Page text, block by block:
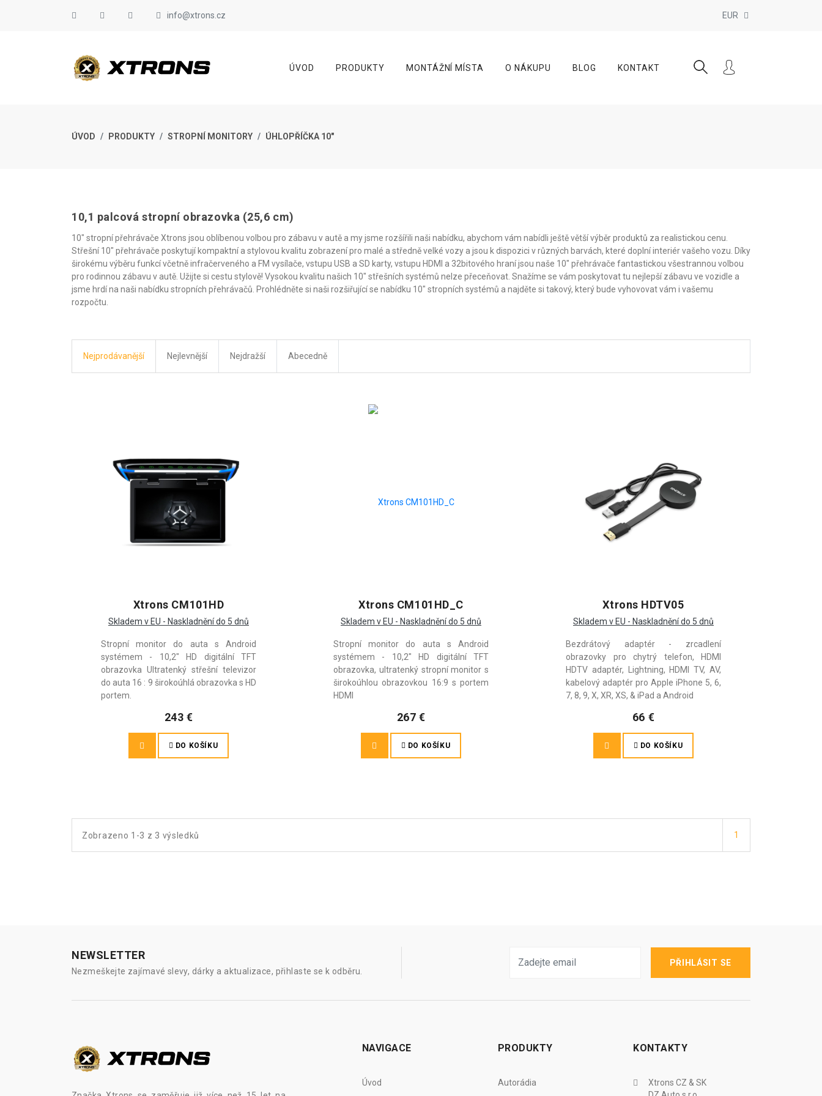
info@xtrons.cz EUR
ÚVOD PRODUKTY MONTÁŽNÍ MÍSTA O NÁKUPU BLOG KONTAKT
ÚVOD PRODUKTY STROPNÍ MONITORY ÚHLOPŘÍČKA 10"
10,1 palcová stropní obrazovka (25,6 cm)
10" stropní přehrávače Xtrons jsou oblíbenou volbou pro zábavu v autě a my jsme rozšířili naši nabídku, abychom vám nabídli ještě větší výběr produktů za realistickou cenu.
Střešní 10" přehrávače poskytují kompaktní a stylovou kvalitu zobrazení pro malé a středně velké vozy a jsou k dispozici v různých barvách, které doplní interiér vašeho vozu. Díky
širokému výběru funkcí včetně infračerveného a FM vysílače, vstupu USB a SD karty, vstupu HDMI a 32bitového hraní jsou naše 10" přehrávače fantastickou všestrannou volbou
pro rodinnou zábavu v autě. Užijte si cestu stylově! Vysokou kvalitu našich 10" střešních systémů nelze přeceňovat. Snažíme se vám poskytovat tu nejlepší zábavu ve vozidle a
jsme hrdí na naši nabídku stropních přehrávačů. Prohlédněte si naši rozšiřující se nabídku 10" stropních systémů a najděte si takový, který bude vyhovovat vám i vašemu
rozpočtu.
Nejprodávanější Nejlevnější Nejdražší Abecedně
Xtrons CM101HD
Skladem v EU - Naskladnění do 5 dnů
Stropní monitor do auta s Android
systémem - 10,2" HD digitální TFT
obrazovka Ultratenký střešní televizor
do auta 16 : 9 širokoúhlá obrazovka s HD
portem.
243 €
DO KOŠÍKU
Xtrons CM101HD_C
Skladem v EU - Naskladnění do 5 dnů
Stropní monitor do auta s Android
systémem - 10,2" HD digitální TFT
obrazovka, ultratenký stropní monitor s
širokoúhlou obrazovkou 16:9 s portem
HDMI
267 €
DO KOŠÍKU
Xtrons HDTV05
Skladem v EU - Naskladnění do 5 dnů
Bezdrátový adaptér - zrcadlení
obrazovky pro chytrý telefon, HDMI
HDTV adaptér, Lightning, HDMI TV, AV,
kabelový adaptér pro Apple iPhone 5, 6,
7, 8, 9, X, XR, XS, & iPad a Android
66 €
DO KOŠÍKU
Zobrazeno 1-3 z 3 výsledků 1
NEWSLETTER
Nezmeškejte zajímavé slevy, dárky a aktualizace, přihlaste se k odběru.
PŘIHLÁSIT SE
NAVIGACE
Úvod
PRODUKTY
Autorádia
KONTAKTY
Xtrons CZ & SK